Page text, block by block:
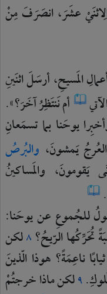
عشَرَ،انصَرَفَمِنْ
المَسيحِ،أرسَلَاثنَينِ
أمنَنتَظِرُآخَرَ؟».
يوحَنابماتسمَعانِ
يَمشونَ، والبُرصُ
يَقومونَ، والمَساكينُ
للجُموعِعنيوحَنا:
تُحَرِّكُهاالرّيحُ؟ ٨لكن
ثيابًاناعِمَةً؟هوذاالّذينَ
٩لكنماذاخرجتُمْ